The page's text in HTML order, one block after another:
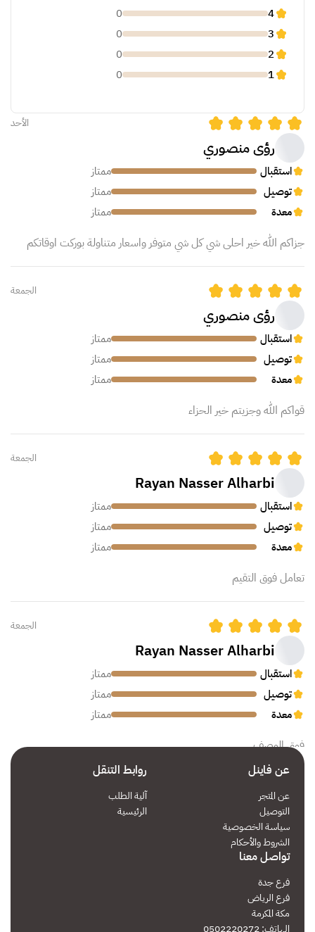
الأحد
رؤى منصوري
استقبال
ممتاز
توصيل
ممتاز
معدة
ممتاز
جزاكم الله خير احلى شي كل شي متوفر واسعار متناولة بوركت اوقاتكم
الجمعة
رؤى منصوري
استقبال
ممتاز
توصيل
ممتاز
معدة
ممتاز
قواكم الله وجزيتم خير الحزاء
الجمعة
Rayan Nasser Alharbi
استقبال
ممتاز
توصيل
ممتاز
معدة
ممتاز
تعامل فوق التقيم
الجمعة
Rayan Nasser Alharbi
استقبال
ممتاز
توصيل
ممتاز
معدة
ممتاز
فوق الوصف
متعب محمد العصيمي
استقبال
توصيل
معدة
تعامل سريع وسلس
4
0
3
0
2
0
1
0
عن فاينل
عن المتجر
التوصيل
سياسة الخصوصية
الشروط والأحكام
روابط التنقل
آلية الطلب
الرئيسية
تواصل معنا
فرع جدة
فرع الرياض
مكة المكرمة
الهاتف: 0502220272